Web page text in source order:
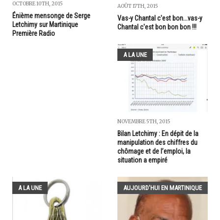
OCTOBRE 10TH, 2015
Énième mensonge de Serge
Letchimy sur Martinique
Première Radio
AOÛT 17TH, 2015
Vas-y Chantal c'est bon...vas-y
Chantal c'est bon bon bon !!!
A LA UNE
NOVEMBRE 5TH, 2015
Bilan Letchimy : En dépit de la
manipulation des chiffres du
chômage et de l’emploi, la
situation a empiré
A LA UNE AUJOURD'HUI EN MARTINIQUE